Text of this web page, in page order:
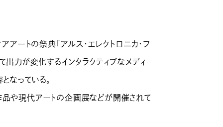
アートの祭典「アルス・エレクトロニカ・フ
出力が変化するインタラクティブなメディ
なっている。
品や現代アートの企画展などが開催されて